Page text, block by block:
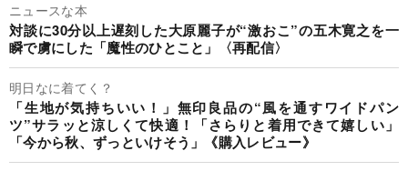
ニュースな本
対談に30分以上遅刻した大原麗子が“激おこ”の五木寛之を一
瞬で虜にした「魔性のひとこと」〈再配信〉
明日なに着てく？
「生地が気持ちいい！」無印良品の“風を通すワイドパン
ツ”サラッと涼しくて快適！「さらりと着用できて嬉しい」
「今から秋、ずっといけそう」《購入レビュー》